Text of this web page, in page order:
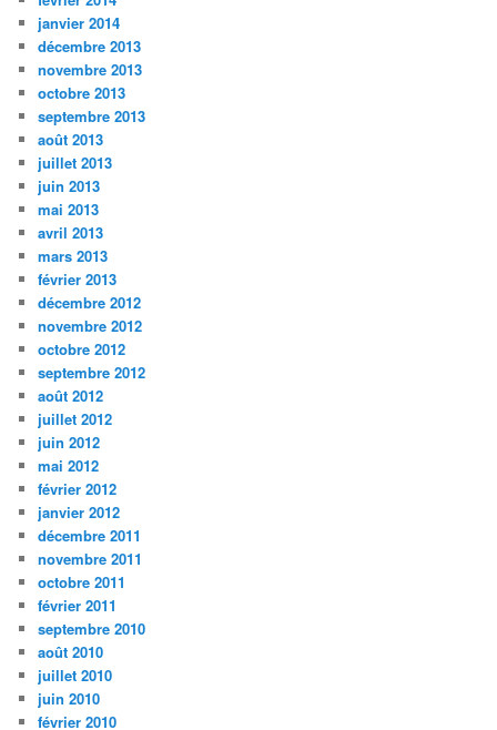
janvier 2014
décembre 2013
novembre 2013
octobre 2013
septembre 2013
août 2013
juillet 2013
juin 2013
mai 2013
avril 2013
mars 2013
février 2013
décembre 2012
novembre 2012
octobre 2012
septembre 2012
août 2012
juillet 2012
juin 2012
mai 2012
février 2012
janvier 2012
décembre 2011
novembre 2011
octobre 2011
février 2011
septembre 2010
août 2010
juillet 2010
juin 2010
février 2010